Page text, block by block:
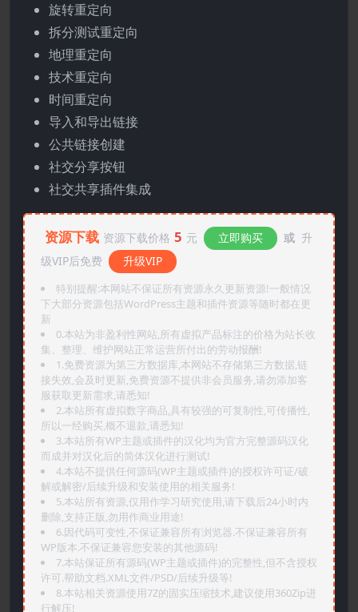
旋转重定向
拆分测试重定向
地理重定向
技术重定向
时间重定向
导入和导出链接
公共链接创建
社交分享按钮
社交共享插件集成
资源下载 资源下载价格 5 元 立即购买 或 升
级VIP后免费
升级VIP
特别提醒:本网站不保证所有资源永久更新资源!一般情况
下大部分资源包括WordPress主题和插件资源等随时都在更
新
0.本站为非盈利性网站,所有虚拟产品标注的价格为站长收
集、整理、维护网站正常运营所付出的劳动报酬!
1.免费资源为第三方数据库,本网站不存储第三方数据,链
接失效,会及时更新,免费资源不提供非会员服务,请勿添加客
服获取更新需求,请悉知!
2.本站所有虚拟数字商品,具有较强的可复制性,可传播性,
所以一经购买,概不退款,请悉知!
3.本站所有WP主题或插件的汉化均为官方完整源码汉化
而成并对汉化后的简体汉化进行测试!
4.本站不提供任何源码(WP主题或插件)的授权许可证/破
解或解密/后续升级和安装使用的相关服务!
5.本站所有资源,仅用作学习研究使用,请下载后24小时内
删除,支持正版,勿用作商业用途!
6.因代码可变性,不保证兼容所有浏览器.不保证兼容所有
WP版本.不保证兼容您安装的其他源码!
7.本站保证所有源码(WP主题或插件)的完整性,但不含授权
许可.帮助文档.XML文件/PSD/后续升级等!
8.本站相关资源使用7Z的固实压缩技术,建议使用360Zip进
行解压!